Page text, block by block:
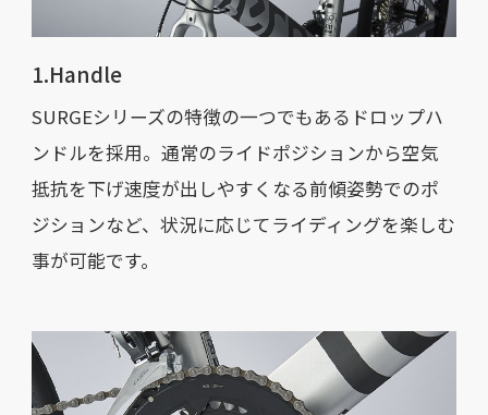
1.Handle
SURGEシリーズの特徴の一つでもあるドロップハ
ンドルを採用。通常のライドポジションから空気
抵抗を下げ速度が出しやすくなる前傾姿勢でのポ
ジションなど、状況に応じてライディングを楽しむ
事が可能です。